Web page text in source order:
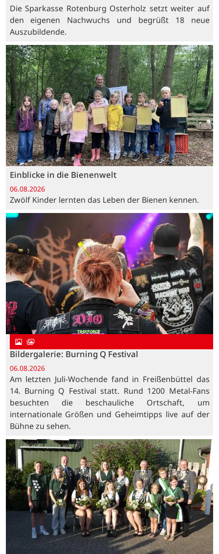
Die Sparkasse Rotenburg Osterholz setzt weiter auf
den eigenen Nachwuchs und begrüßt 18 neue
Auszubildende.
Einblicke in die Bienenwelt
06.08.2026
Zwölf Kinder lernten das Leben der Bienen kennen.
Bildergalerie: Burning Q Festival
06.08.2026
Am letzten Juli-Wochende fand in Freißenbüttel das
14. Burning Q Festival statt. Rund 1200 Metal-Fans
besuchten die beschauliche Ortschaft, um
internationale Größen und Geheimtipps live auf der
Bühne zu sehen.